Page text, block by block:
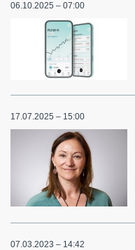
06.10.2025 – 07:00
17.07.2025 – 15:00
07.03.2023 – 14:42